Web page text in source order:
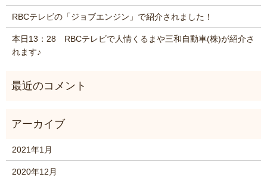
RBCテレビの「ジョブエンジン」で紹介されました！
本日13：28 RBCテレビで人情くるまや三和自動車(株)が紹介さ
れます♪
2021年1月
2020年12月